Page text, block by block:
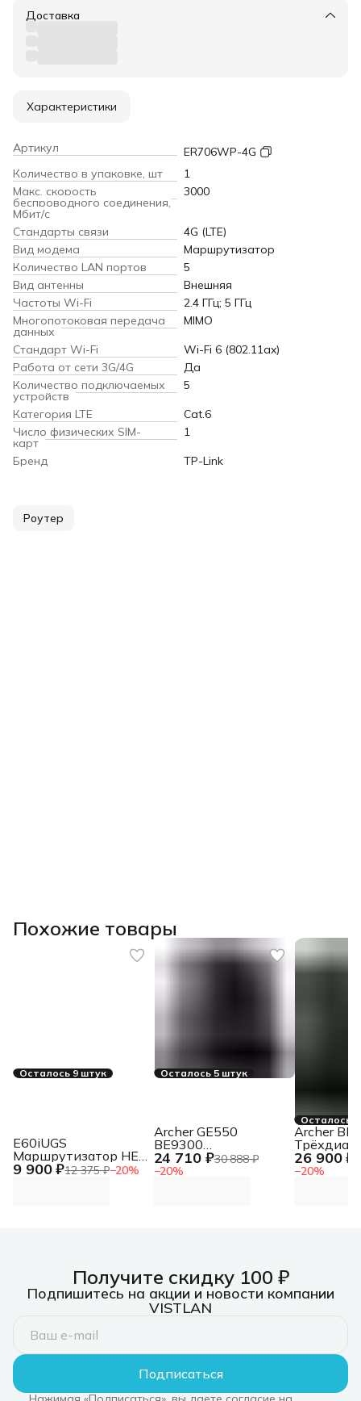
Доставка
Характеристики
Артикул
ER706WP-4G
Количество в упаковке, шт
1
Макс. скорость
беспроводного соединения,
Мбит/с
3000
Стандарты связи
4G (LTE)
Вид модема
Маршрутизатор
Количество LAN портов
5
Вид антенны
Внешняя
Частоты Wi-Fi
2.4 ГГц; 5 ГГц
Многопотоковая передача
данных
MIMO
Стандарт Wi-Fi
Wi-Fi 6 (802.11ax)
Работа от сети 3G/4G
Да
Количество подключаемых
устройств
5
Категория LTE
Cat.6
Число физических SIM-
карт
1
Бренд
TP-Link
Роутер
Похожие товары
Осталось 9 штук
9 900 ₽12 375 ₽−20%
E60iUGS
Маршрутизатор HEX
S(2025), 2 ядра (950
Осталось 5 штук
24 710 ₽30 888 ₽
−20%
Archer GE550
BE9300
Трехдиапазонный
игровой роутер Wi-
Осталось
26 900 ₽
−20%
Archer
роутер
BE15000
Получите скидку 100 ₽
Подпишитесь на акции и новости компании
VISTLAN
Подписаться